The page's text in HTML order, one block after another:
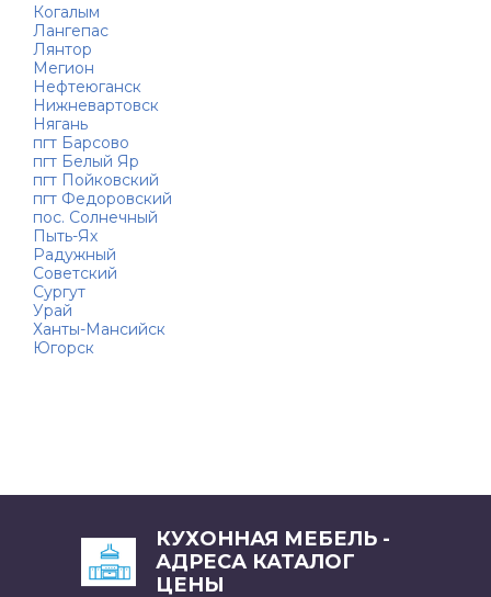
Когалым
Лангепас
Лянтор
Мегион
Нефтеюганск
Нижневартовск
Нягань
пгт Барсово
пгт Белый Яр
пгт Пойковский
пгт Федоровский
пос. Солнечный
Пыть-Ях
Радужный
Советский
Сургут
Урай
Ханты-Мансийск
Югорск
КУХОННАЯ МЕБЕЛЬ -
АДРЕСА КАТАЛОГ
ЦЕНЫ